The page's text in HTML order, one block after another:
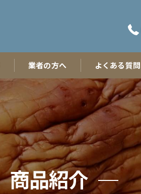
業者の方へ よくある質問
商品紹介